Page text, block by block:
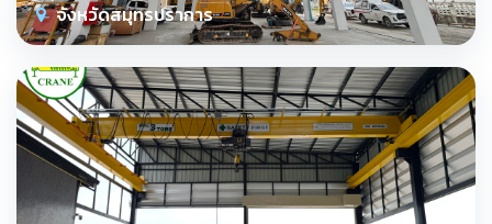
จังหวัดสมุทรปราการ